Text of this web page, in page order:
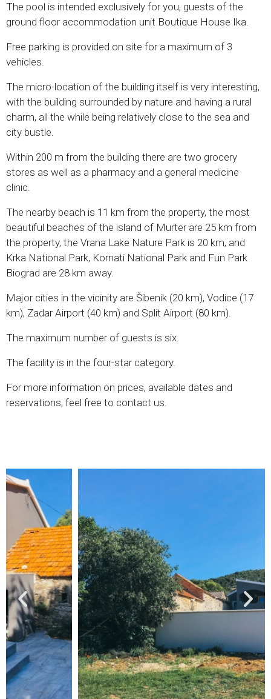
The pool is intended exclusively for you, guests of the
ground floor accommodation unit Boutique House Ika.
Free parking is provided on site for a maximum of 3
vehicles.
The micro-location of the building itself is very interesting,
with the building surrounded by nature and having a rural
charm, all the while being relatively close to the sea and
city bustle.
Within 200 m from the building there are two grocery
stores as well as a pharmacy and a general medicine
clinic.
The nearby beach is 11 km from the property, the most
beautiful beaches of the island of Murter are 25 km from
the property, the Vrana Lake Nature Park is 20 km, and
Krka National Park, Kornati National Park and Fun Park
Biograd are 28 km away.
Major cities in the vicinity are Šibenik (20 km), Vodice (17
km), Zadar Airport (40 km) and Split Airport (80 km).
The maximum number of guests is six.
The facility is in the four-star category.
For more information on prices, available dates and
reservations, feel free to contact us.